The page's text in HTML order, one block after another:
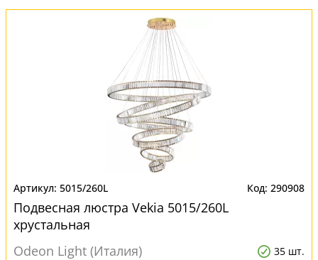
5015/260L 290908
Подвесная люстра Vekia 5015/260L
хрустальная
Odeon Light (Италия)
35 шт.